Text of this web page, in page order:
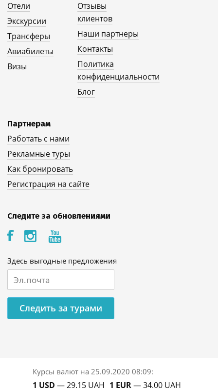
Отели
Экскурсии
Трансферы
Авиабилеты
Визы
Отзывы
клиентов
Наши партнеры
Контакты
Политика
конфиденциальности
Блог
Партнерам
Работать с нами
Рекламные туры
Как бронировать
Регистрация на сайте
Следите за обновлениями
Здесь выгодные предложения
Следить за турами
Курсы валют на 25.09.2020 08:09:
1 USD — 29.15 UAH 1 EUR— 34.00 UAH